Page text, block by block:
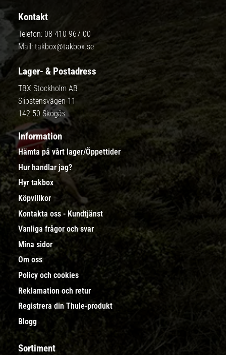
Kontakt
Telefon: 08-410 967 00
Mail: takbox@takbox.se
Lager- & Postadress
TBX Stockholm AB
Slipstensvägen 11
142 50 Skogås
Information
Hämta på vårt lager/Öppettider
Hur handlar jag?
Hyr takbox
Köpvillkor
Kontakta oss - Kundtjänst
Vanliga frågor och svar
Mina sidor
Om oss
Policy och cookies
Reklamation och retur
Registrera din Thule-produkt
Blogg
Sortiment